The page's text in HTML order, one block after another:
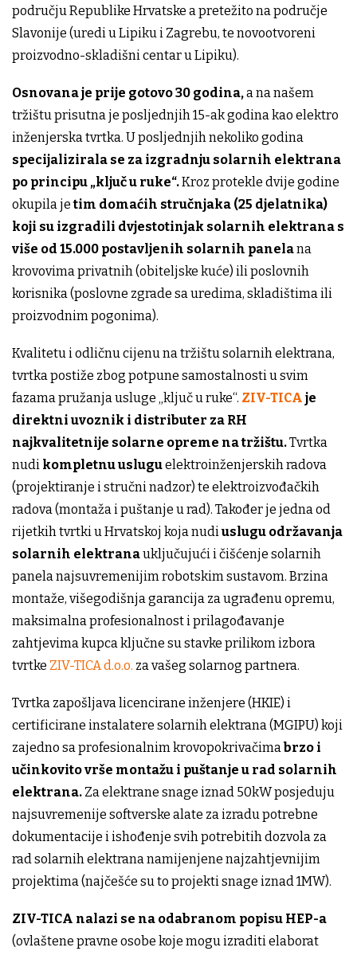
području Republike Hrvatske a pretežito na područje
Slavonije (uredi u Lipiku i Zagrebu, te novootvoreni
proizvodno-skladišni centar u Lipiku).
Osnovana je prije gotovo 30 godina,a na našem
tržištu prisutna je posljednjih 15-ak godina kao elektro
inženjerska tvrtka. U posljednjih nekoliko godina
specijalizirala se za izgradnju solarnih elektrana
po principu „ključ u ruke“.Kroz protekle dvije godine
okupila jetim domaćih stručnjaka (25 djelatnika)
koji su izgradili dvjestotinjak solarnih elektrana s
više od 15.000 postavljenih solarnih panelana
krovovima privatnih (obiteljske kuće) ili poslovnih
korisnika (poslovne zgrade sa uredima, skladištima ili
proizvodnim pogonima).
Kvalitetu i odličnu cijenu na tržištu solarnih elektrana,
tvrtka postiže zbog potpune samostalnosti u svim
fazama pružanja usluge „ključ u ruke“. ZIV-TICA je
direktni uvoznik i distributer za RH
najkvalitetnije solarne opreme na tržištu.Tvrtka
nudi kompletnu usluguelektroinženjerskih radova
(projektiranje i stručni nadzor) te elektroizvođačkih
radova (montaža i puštanje u rad). Također je jedna od
rijetkih tvrtki u Hrvatskoj koja nudiuslugu održavanja
solarnih elektranauključujući i čišćenje solarnih
panela najsuvremenijim robotskim sustavom. Brzina
montaže, višegodišnja garancija za ugrađenu opremu,
maksimalna profesionalnost i prilagođavanje
zahtjevima kupca ključne su stavke prilikom izbora
tvrtke ZIV-TICA d.o.o. za vašeg solarnog partnera.
Tvrtka zapošljava licencirane inženjere (HKIE) i
certificirane instalatere solarnih elektrana (MGIPU) koji
zajedno sa profesionalnim krovopokrivačimabrzo i
učinkovito vrše montažu i puštanje u rad solarnih
elektrana. Za elektrane snage iznad 50kW posjeduju
najsuvremenije softverske alate za izradu potrebne
dokumentacije i ishođenje svih potrebitih dozvola za
rad solarnih elektrana namijenjene najzahtjevnijim
projektima (najčešće su to projekti snage iznad 1MW).
ZIV-TICA nalazi se na odabranom popisu HEP-a
(ovlaštene pravne osobe koje mogu izraditi elaborat